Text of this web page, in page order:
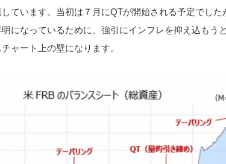
ています。当初は７月にQTが開始される予定でした
になっているために、強引にインフレを抑え込もう
ャート上の壁になります。